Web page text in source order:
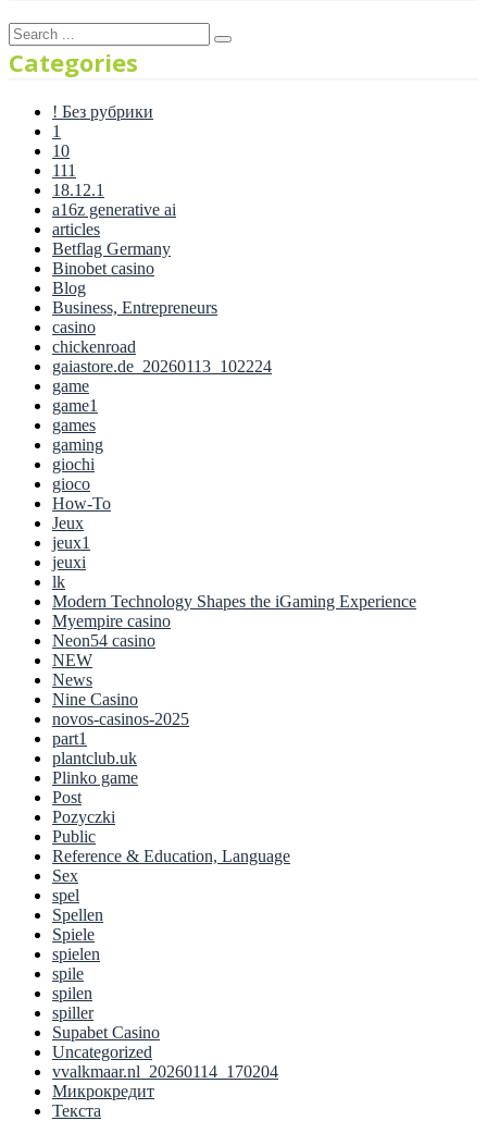
Categories
! Без рубрики
1
10
111
18.12.1
a16z generative ai
articles
Betflag Germany
Binobet casino
Blog
Business, Entrepreneurs
casino
chickenroad
gaiastore.de_20260113_102224
game
game1
games
gaming
giochi
gioco
How-To
Jeux
jeux1
jeuxi
lk
Modern Technology Shapes the iGaming Experience
Myempire casino
Neon54 casino
NEW
News
Nine Casino
novos-casinos-2025
part1
plantclub.uk
Plinko game
Post
Pozyczki
Public
Reference & Education, Language
Sex
spel
Spellen
Spiele
spielen
spile
spilen
spiller
Supabet Casino
Uncategorized
vvalkmaar.nl_20260114_170204
Микрокредит
Текста